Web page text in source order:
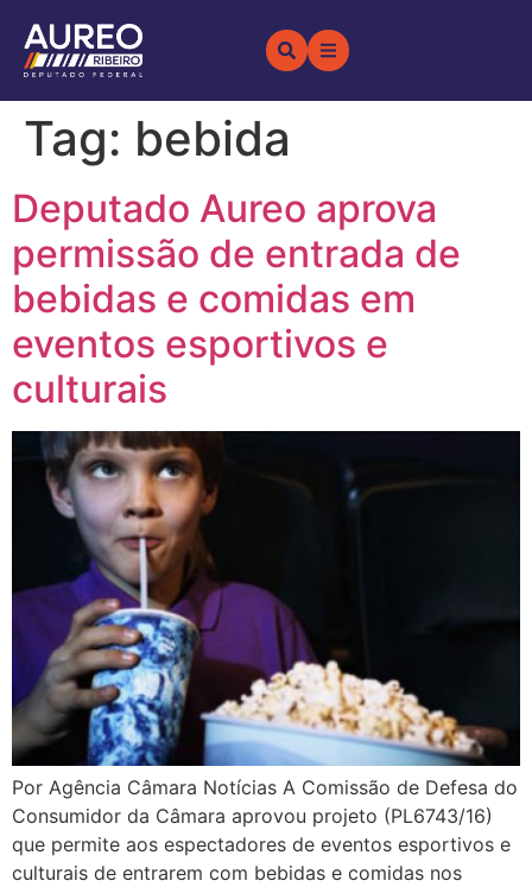
Tag: bebida
Deputado Aureo aprova
permissão de entrada de
bebidas e comidas em
eventos esportivos e
culturais
Por Agência Câmara Notícias A Comissão de Defesa do
Consumidor da Câmara aprovou projeto (PL6743/16)
que permite aos espectadores de eventos esportivos e
culturais de entrarem com bebidas e comidas nos